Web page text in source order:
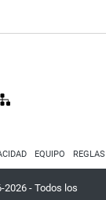
EQUIPO
2026 - Todos los